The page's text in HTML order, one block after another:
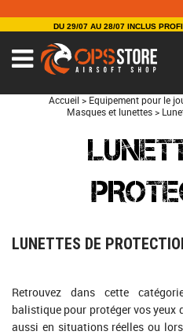
DU 29/07 AU 28/07 INCLUS
Accueil > Equipement pour le
Masques et lunettes >
LUNETTES DE
Retrouvez dans cette
balistique pour protéger vos yeux
aussi en situations réelles ou